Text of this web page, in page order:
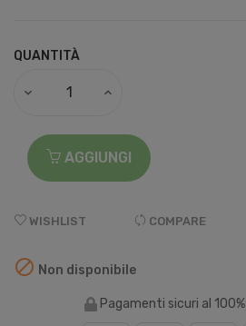
QUANTITÀ
AGGIUNGI
WISHLIST COMPARE
 Non disponibile
Pagamenti sicuri al 100%